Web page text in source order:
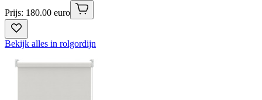
Prijs: 180.00 euro
Bekijk alles in rolgordijn